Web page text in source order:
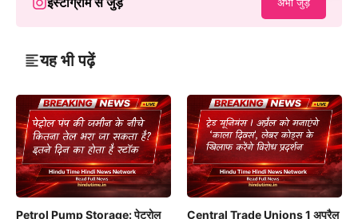
यह भी पढ़ें
Petrol Pump Storage: पेट्रोल
Central Trade Unions 1 अप्रैल